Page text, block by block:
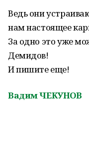
Ведь они
нам настоящее
За одно это уже
Демидов!
И пишите еще!
Вадим ЧЕКУНОВ